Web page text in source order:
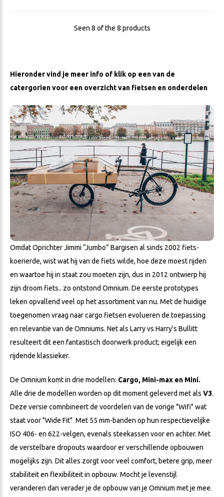
Seen 8 of the 8 products
Hieronder vind je meer info of klik op een van de
catergorien voor een overzicht van fietsen en onderdelen
Omdat Oprichter Jimmi “Jumbo” Bargisen al sinds 2002 fiets-
koerierde, wist wat hij van de fiets wilde, hoe deze moest rijden
en waartoe hij in staat zou moeten zijn, dus in 2012 ontwierp hij
zijn droom fiets.. zo ontstond Omnium. De eerste prototypes
leken opvallend veel op het assortiment van nu. Met de huidige
toegenomen vraag naar cargo fietsen evolueren de toepassing
en relevantie van de Omniums. Net als Larry vs Harry's Bullitt
resulteert dit een fantastisch doorwerk product; eigelijk een
rijdende klassieker.
De Omnium komt in drie modellen: Cargo, Mini-max en Mini.
Alle drie de modellen worden op dit moment geleverd met als V3.
Deze versie comnbineert de voordelen van de vorige "Wifi" wat
staat voor "Wide Fit" Met 55 mm-banden op hun respectievelijke
ISO 406- en 622-velgen, evenals steekassen voor en achter. Met
de verstelbare dropouts waardoor er verschillende opbouwen
mogelijks zijn. Dit alles zorgt voor veel comfort, betere grip, meer
stabiliteit en flexibiliteit in opbouw. Mocht je levenstijl
veranderen dan verader je de opbouw van je Omnium met je mee.